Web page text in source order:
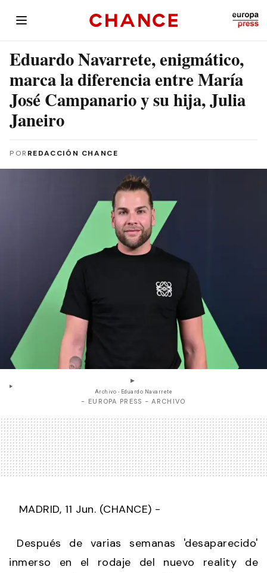
Eduardo Navarrete, enigmático,
marca la diferencia entre María
José Campanario y su hija, Julia
Janeiro
POR REDACCIÓN CHANCE
Archivo - Eduardo Navarrete
- EUROPA PRESS - ARCHIVO
MADRID, 11 Jun. (CHANCE) -
Después de varias semanas 'desaparecido'
inmerso en el rodaje del nuevo reality de